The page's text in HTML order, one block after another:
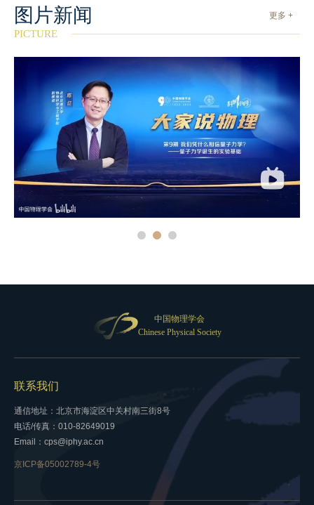
更多 +
图片新闻
PICTURE
中国物理学会
Chinese Physical Society
联系我们
通信地址：北京市海淀区中关村南三街8号
电话/传真：010-82649019
Email：cps@iphy.ac.cn
京ICP备05002789-4号